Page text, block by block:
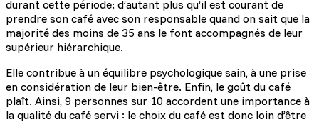
durant cette période; d’autant plus qu’il est courant de
prendre son café avec son responsable quand on sait que la
majorité des moins de 35 ans le font accompagnés de leur
supérieur hiérarchique.
Elle contribue à un équilibre psychologique sain, à une prise
en considération de leur bien-être. Enfin, le goût du café
plaît. Ainsi, 9 personnes sur 10 accordent une importance à
la qualité du café servi : le choix du café est donc loin d’être